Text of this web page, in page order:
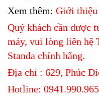
Xem thêm: Giới thiệu
Quý khách cần được
máy, vui lòng liên hệ
Standa chính hãng.
Địa chỉ : 629, Phúc
Hotline: 0941.990.965